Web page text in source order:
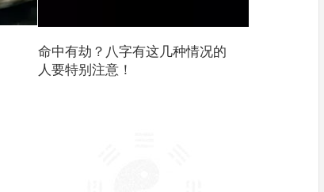
命中有劫？八字有这几种情况的
人要特别注意！